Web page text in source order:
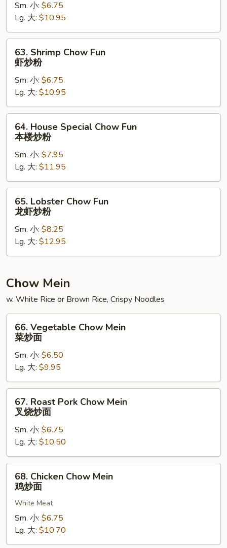
Fun
炒
粉
Sm. 小: $6.75
Lg. 大: $10.95
Shrimp
Chow
Fun
炒
粉
63. Shrimp Chow Fun
虾炒粉
Sm. 小: $6.75
Lg. 大: $10.95
House
Special
Chow
Fun
本
楼
64. House Special Chow Fun
本楼炒粉
Sm. 小: $7.95
Lg. 大: $11.95
Lobster
Chow
Fun
虾
粉
65. Lobster Chow Fun
龙虾炒粉
Sm. 小: $8.25
Lg. 大: $12.95
Chow Mein
w. White Rice or Brown Rice, Crispy Noodles
Vegetable
Chow
Mein
炒
面
66. Vegetable Chow Mein
菜炒面
Sm. 小: $6.50
Lg. 大: $9.95
Roast
Pork
Chow
Mein
叉
烧
67. Roast Pork Chow Mein
叉烧炒面
Sm. 小: $6.75
Lg. 大: $10.50
Chicken
Chow
Mein
面
68. Chicken Chow Mein
鸡炒面
White Meat
Sm. 小: $6.75
Lg. 大: $10.70